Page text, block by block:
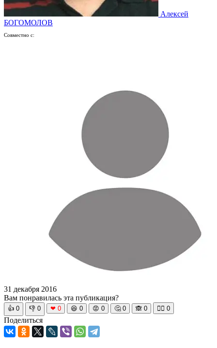
Алексей
БОГОМОЛОВ
Совместно с:
31 декабря 2016
Вам понравилась эта публикация?
👍 0 👎 0 ❤ 0 😆 0 😡 0 🤔 0 🙈 0 🧘‍♀️ 0
Поделиться